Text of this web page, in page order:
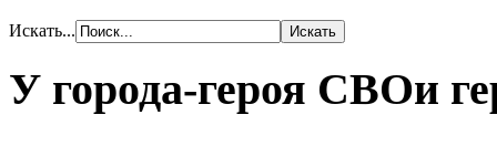
Искать...
У города-героя СВОи